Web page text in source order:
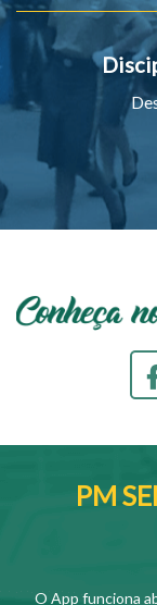
PM
O App funciona